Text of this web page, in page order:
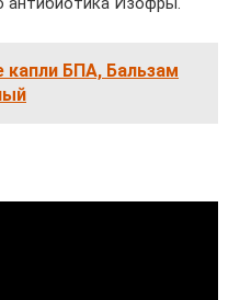
капли БПА, Бальзам